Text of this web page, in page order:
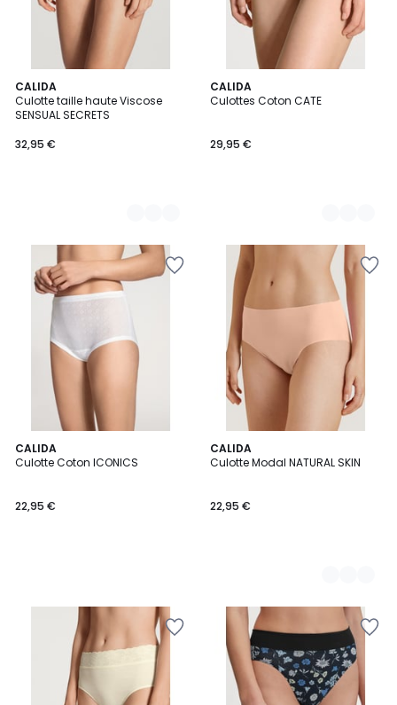
CALIDA
Culotte taille haute Viscose
SENSUAL SECRETS
32,95 €
4
Couleurs
CALIDA
Culottes Coton CATE
29,95 €
7
Couleurs
CALIDA
Culotte Coton ICONICS
22,95 €
CALIDA
Culotte Modal NATURAL SKIN
22,95 €
7
Couleurs